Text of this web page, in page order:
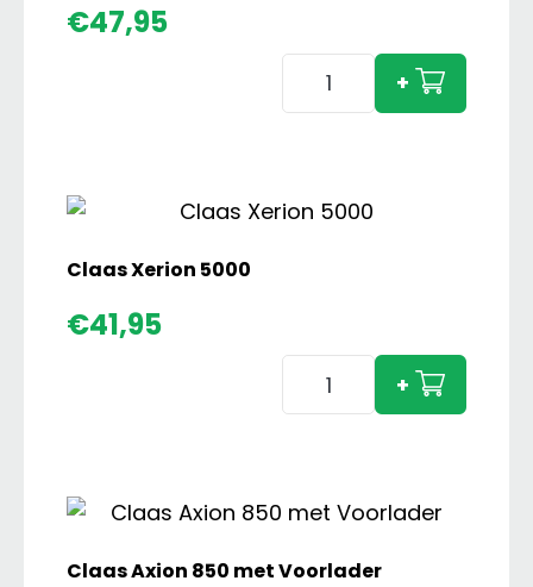
€47,95
Case
4WD
aantal
+
Claas Xerion 5000
€41,95
Claas
Xerion
+
Claas Axion 850 met Voorlader